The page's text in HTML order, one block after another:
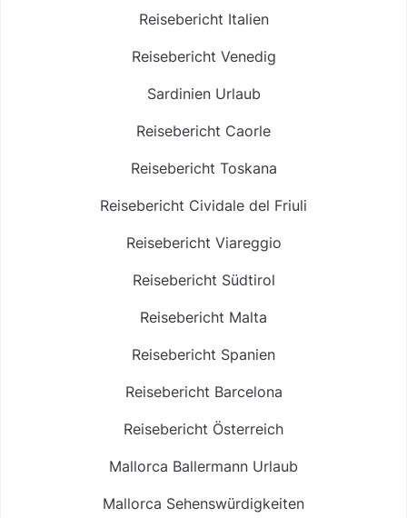
Reisebericht Italien
Reisebericht Venedig
Sardinien Urlaub
Reisebericht Caorle
Reisebericht Toskana
Reisebericht Cividale del Friuli
Reisebericht Viareggio
Reisebericht Südtirol
Reisebericht Malta
Reisebericht Spanien
Reisebericht Barcelona
Reisebericht Österreich
Mallorca Ballermann Urlaub
Mallorca Sehenswürdigkeiten